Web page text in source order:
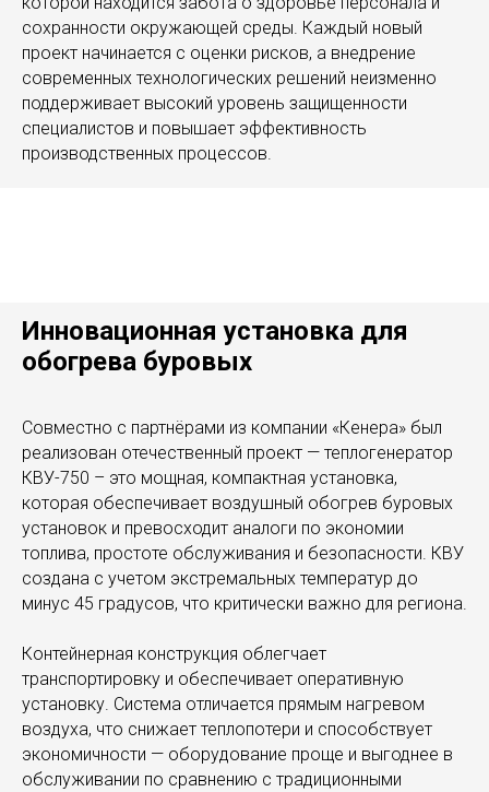
сохранности окружающей среды. Каждый новый
проект начинается с оценки рисков, а внедрение
современных технологических решений неизменно
поддерживает высокий уровень защищенности
специалистов и повышает эффективность
производственных процессов.
Инновационная установка для
обогрева буровых
Совместно с партнёрами из компании «Кенера» был
реализован отечественный проект — теплогенератор
КВУ-750 – это мощная, компактная установка,
которая обеспечивает воздушный обогрев буровых
установок и превосходит аналоги по экономии
топлива, простоте обслуживания и безопасности. КВУ
создана с учетом экстремальных температур до
минус 45 градусов, что критически важно для региона.
Контейнерная конструкция облегчает
транспортировку и обеспечивает оперативную
установку. Система отличается прямым нагревом
воздуха, что снижает теплопотери и способствует
экономичности — оборудование проще и выгоднее в
обслуживании по сравнению с традиционными